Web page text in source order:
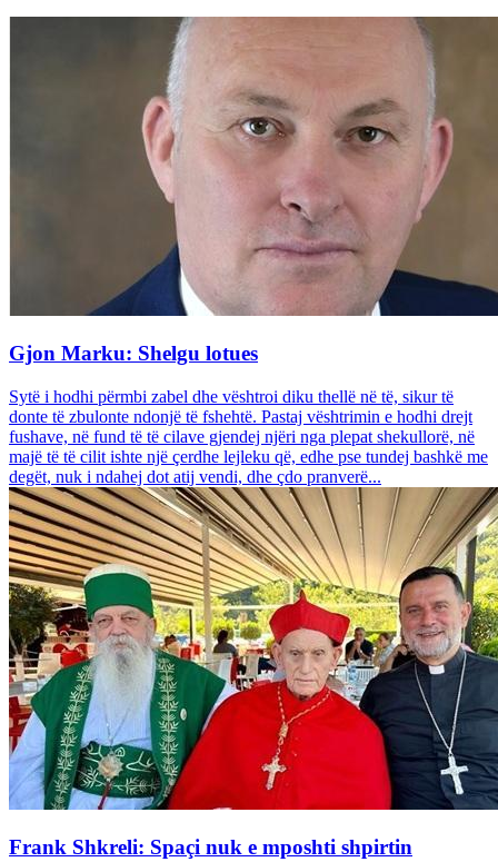
Gjon Marku: Shelgu lotues
Sytë i hodhi përmbi zabel dhe vështroi diku thellë në të, sikur të
donte të zbulonte ndonjë të fshehtë. Pastaj vështrimin e hodhi drejt
fushave, në fund të të cilave gjendej njëri nga plepat shekullorë, në
majë të të cilit ishte një çerdhe lejleku që, edhe pse tundej bashkë me
degët, nuk i ndahej dot atij vendi, dhe çdo pranverë...
Frank Shkreli: Spaçi nuk e mposhti shpirtin